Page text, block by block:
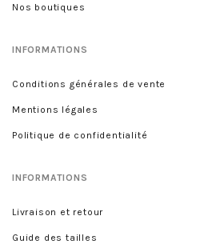
Nos boutiques
INFORMATIONS
Conditions générales de vente
Mentions légales
Politique de confidentialité
INFORMATIONS
Livraison et retour
Guide des tailles